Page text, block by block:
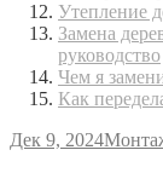
Утепление
Замена
руководство
Чем я
Как
Дек 9, 2024